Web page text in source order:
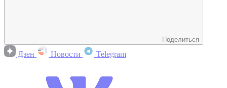
Поделиться
Дзен Новости Telegram